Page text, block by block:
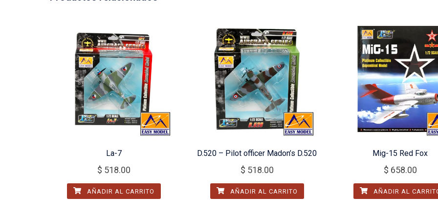
La-7
$ 518.00
AÑADIR AL CARRITO
D.520 – Pilot officer Madon’s D.520
$ 518.00
AÑADIR AL CARRITO
Mig-15 Red Fox
$ 658.00
AÑADIR AL